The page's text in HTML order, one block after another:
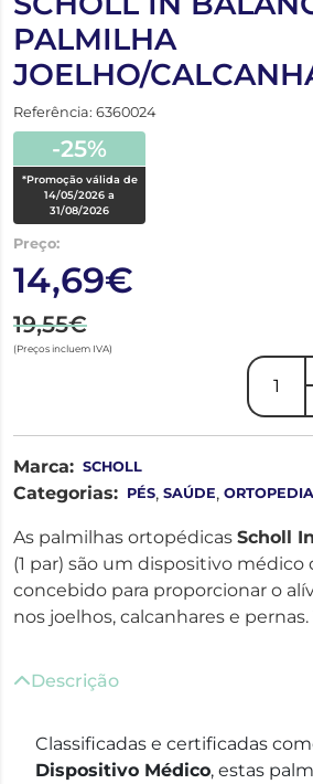
PALMILHA
JOELHO/
Referência: 6360024
-25%
*Promoção válida de
14/05/2026 a
31/08/2026
Preço:
14,69€
19,55€
(Preços incluem IVA)
Marca: SCHOLL
Categorias: PÉS, SAÚDE, ORTOPEDIA
As palmilhas ortopédicas Scholl
(1 par) são um dispositivo médico
concebido para proporcionar o
nos joelhos, calcanhares e
Descrição
Classificadas e certificadas
Dispositivo Médico, estas